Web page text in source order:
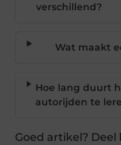
verschillend?
Wat maakt
Hoe lang duurt
autorijden te
Goed artikel? Deel